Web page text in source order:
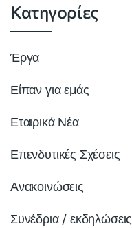
Κατηγορίες
Έργα
Είπαν για εμάς
Εταιρικά Νέα
Επενδυτικές Σχέσεις
Ανακοινώσεις
Συνέδρια / εκδηλώσεις